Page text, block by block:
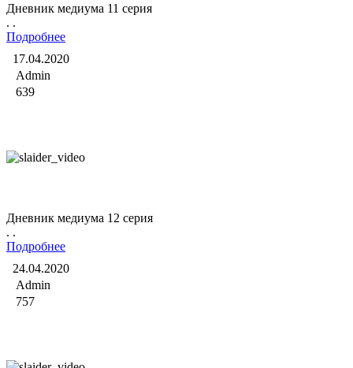
Дневник медиума 11 серия
. .
Подробнее
17.04.2020
Admin
639
Дневник медиума 12 серия
. .
Подробнее
24.04.2020
Admin
757